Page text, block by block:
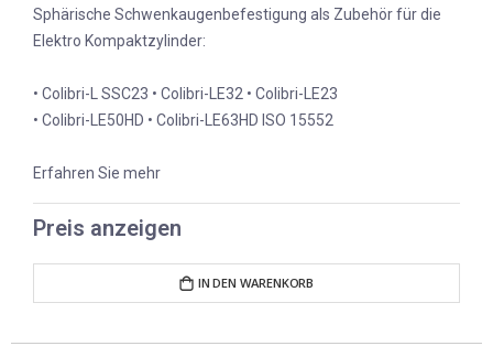
Sphärische Schwenkaugenbefestigung als Zubehör für die
Elektro Kompaktzylinder:
• Colibri-L SSC23 • Colibri-LE32 • Colibri-LE23
• Colibri-LE50HD • Colibri-LE63HD ISO 15552
Erfahren Sie mehr
Preis anzeigen
IN DEN WARENKORB